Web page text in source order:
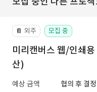
📔 외주 모집 중
미리캔버스 웹/인쇄
산)
예상 금액
협의 후 결정